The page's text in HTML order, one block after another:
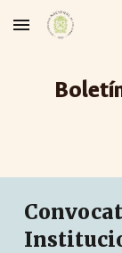
Skip to main